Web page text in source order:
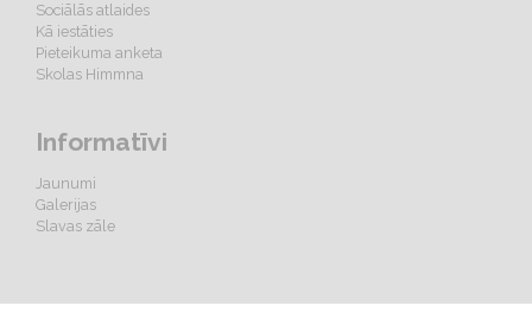
Sociālās atlaides
Kā iestāties
Pieteikuma anketa
Skolas Himmna
Informatīvi
Jaunumi
Galerijas
Slavas zāle